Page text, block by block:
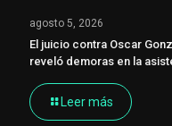
agosto 5, 2026
El juicio contra Oscar
reveló demoras en la
Leer más